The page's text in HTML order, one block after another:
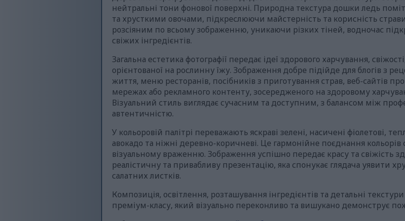
нейтральні тони фонової поверхні. Природна текстура дошки ледь
та хрусткими овочами, підкреслюючи майстерність та корисність
розсіяним по всьому зображенню, уникаючи різких тіней, водночас
свіжих інгредієнтів.
Загальна естетика фотографії передає ідеї здорового харчування,
орієнтованої на рослинну їжу. Зображення добре підійде для блогів з
життя, меню ресторанів, посібників з приготування страв, веб-сайтів
мережах або рекламного контенту, зосередженого на здоровому
Візуальний стиль виглядає сучасним та доступним, з балансом між
автентичністю.
У кольоровій палітрі переважають яскраві зелені, насичені фіолетові,
авокадо та ніжні деревно-коричневі. Це гармонійне поєднання
візуальному враженню. Зображення успішно передає красу та свіжість
реалістичну та привабливу презентацію, яка спонукає глядача уявити
салатних листків.
Композиція, освітлення, розташування інгредієнтів та детальні
преміум-класу, який візуально переконливо та вишукано демонструє